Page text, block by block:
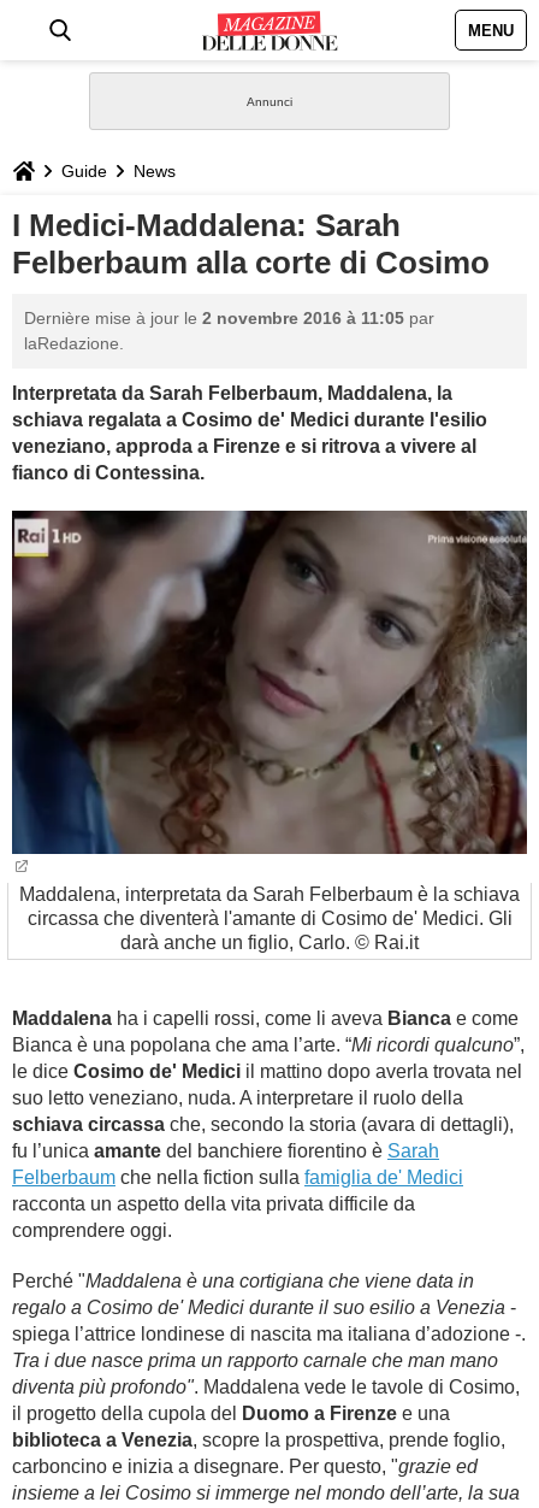
MENU
STILE
BIOGRAFIE
DEFINIZIONI
GASTRONOMIA
CAPELLI
SESSO
BAMBINO
Guide News
I Medici-Maddalena: Sarah
Felberbaum alla corte di Cosimo
Dernière mise à jour le 2 novembre 2016 à 11:05 par
laRedazione.
Interpretata da Sarah Felberbaum, Maddalena, la
schiava regalata a Cosimo de' Medici durante l'esilio
veneziano, approda a Firenze e si ritrova a vivere al
fianco di Contessina.
Maddalena, interpretata da Sarah Felberbaum è la schiava
circassa che diventerà l'amante di Cosimo de' Medici. Gli
darà anche un figlio, Carlo. © Rai.it
Maddalena ha i capelli rossi, come li aveva Bianca e come
Bianca è una popolana che ama l’arte. “Mi ricordi qualcuno”,
le dice Cosimo de' Medici il mattino dopo averla trovata nel
suo letto veneziano, nuda. A interpretare il ruolo della
schiava circassa che, secondo la storia (avara di dettagli),
fu l’unica amante del banchiere fiorentino è Sarah
Felberbaum che nella fiction sulla famiglia de' Medici
racconta un aspetto della vita privata difficile da
comprendere oggi.
Perché "Maddalena è una cortigiana che viene data in
regalo a Cosimo de' Medici durante il suo esilio a Venezia -
spiega l’attrice londinese di nascita ma italiana d’adozione -.
Tra i due nasce prima un rapporto carnale che man mano
diventa più profondo". Maddalena vede le tavole di Cosimo,
il progetto della cupola del
Duomo a Firenze e una
biblioteca a Venezia, scopre la prospettiva, prende foglio,
carboncino e inizia a disegnare. Per questo, "grazie ed
insieme a lei Cosimo si immerge nel mondo dell’arte, la sua